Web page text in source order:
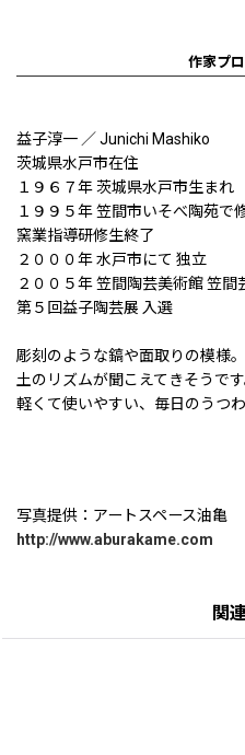
作家プ
益子淳一 ／ Junichi Mashiko
茨城県水戸市在住
１９６７年 茨城県水戸市生まれ
１９９５年 笠間市いそべ陶苑で
窯業指導研修生終了
２０００年 水戸市にて 独立
２００５年 笠間陶芸美術館 笠間
第５回益子陶芸展 入選
彫刻のような鎬や面取りの模様。
土のリズムが聞こえてきそうです
軽くて使いやすい、毎日のうつ
写真提供：アートスペース油亀
http://www.aburakame.com
関